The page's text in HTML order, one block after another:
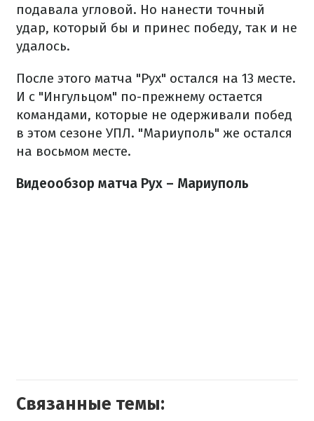
подавала угловой. Но нанести точный
удар, который бы и принес победу, так и не
удалось.
После этого матча "Рух" остался на 13 месте.
И с "Ингульцом" по-прежнему остается
командами, которые не одерживали побед
в этом сезоне УПЛ. "Мариуполь" же остался
на восьмом месте.
Видеообзор матча Рух – Мариуполь
Связанные темы: